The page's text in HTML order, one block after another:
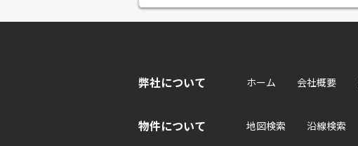
弊社について ホーム 会社概要
物件について 地図検索 沿線検索